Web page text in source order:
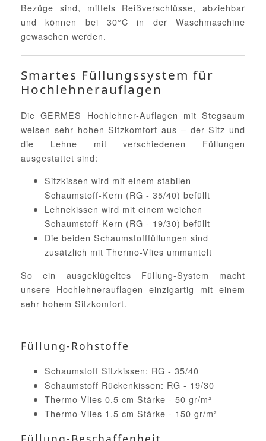
Bezüge sind, mittels Reißverschlüsse, abziehbar
und können bei 30°C in der Waschmaschine
gewaschen werden.
Smartes Füllungssystem für
Hochlehnerauflagen
Die GERMES Hochlehner-Auflagen mit Stegsaum
weisen sehr hohen Sitzkomfort aus – der Sitz und
die Lehne mit verschiedenen Füllungen
ausgestattet sind:
Sitzkissen wird mit einem stabilen
Schaumstoff-Kern (RG - 35/40) befüllt
Lehnekissen wird mit einem weichen
Schaumstoff-Kern (RG - 19/30) befüllt
Die beiden Schaumstofffüllungen sind
zusätzlich mit Thermo-Vlies ummantelt
So ein ausgeklügeltes Füllung-System macht
unsere Hochlehnerauflagen einzigartig mit einem
sehr hohem Sitzkomfort.
Füllung-Rohstoffe
Schaumstoff Sitzkissen: RG - 35/40
Schaumstoff Rückenkissen: RG - 19/30
Thermo-Vlies 0,5 cm Stärke - 50 gr/m²
Thermo-Vlies 1,5 cm Stärke - 150 gr/m²